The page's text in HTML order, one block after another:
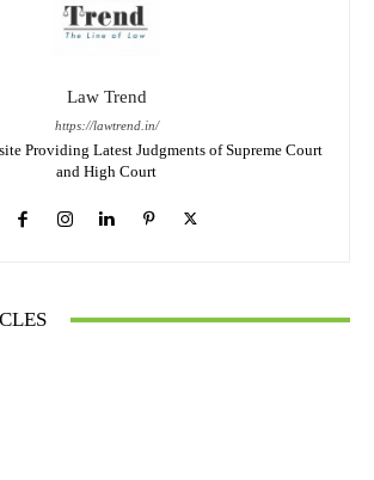
Law Trend
https://lawtrend.in/
Providing Latest Judgments of Supreme Court
and High Court